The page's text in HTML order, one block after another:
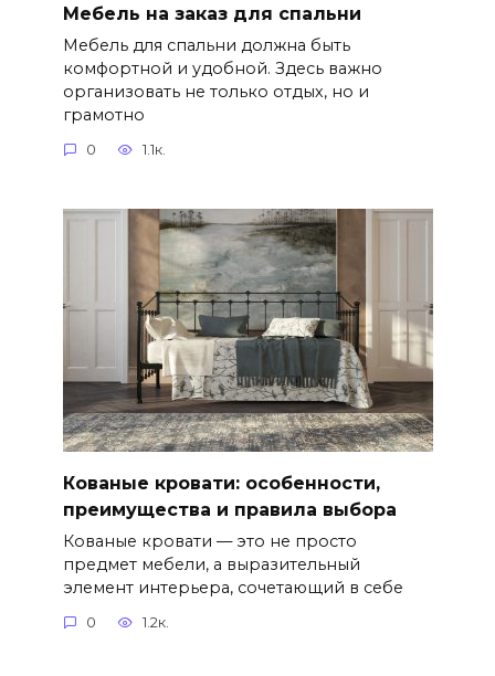
Мебель на заказ для спальни
Мебель для спальни должна быть
комфортной и удобной. Здесь важно
организовать не только отдых, но и
грамотно
0 1.1к.
Кованые кровати: особенности,
преимущества и правила выбора
Кованые кровати — это не просто
предмет мебели, а выразительный
элемент интерьера, сочетающий в себе
0 1.2к.